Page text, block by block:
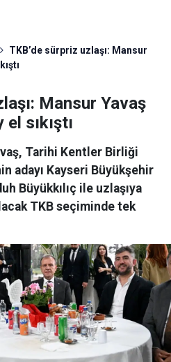
TKB’de sürpriz uzlaşı: Mansur
Mansur Yavaş
sıkıştı
Tarihi Kentler Birliği
adayı Kayseri Büyükşehir
Büyükkılıç ile uzlaşıya
TKB seçiminde tek